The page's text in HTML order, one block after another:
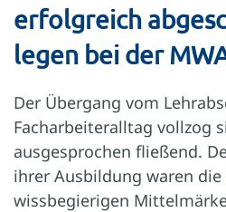
erfolgreich
legen bei der
Der Übergang vom
Facharbeiteralltag vollzog
ausgesprochen fließend.
ihrer Ausbildung waren die
wissbegierigen